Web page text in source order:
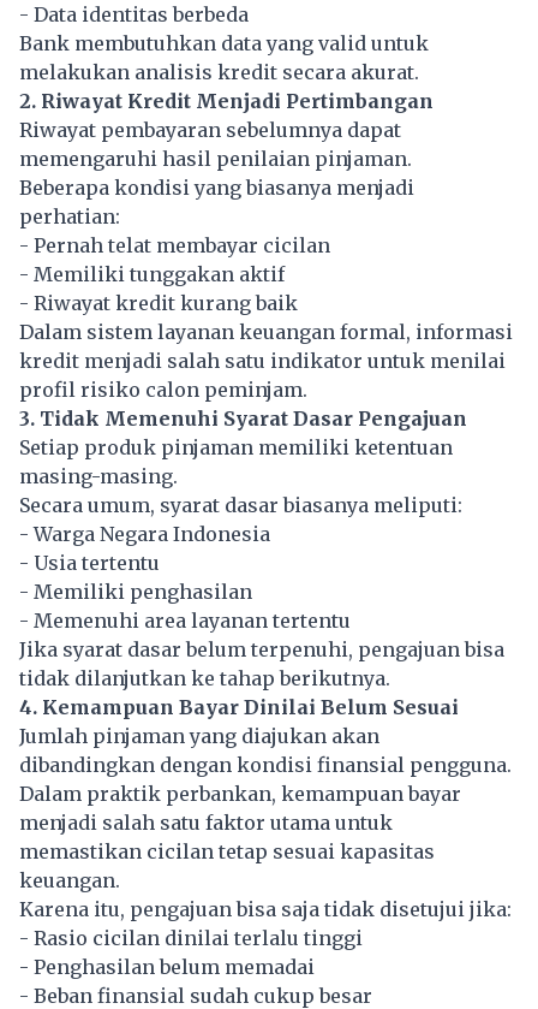
- Data identitas berbeda
Bank membutuhkan data yang valid untuk
melakukan analisis kredit secara akurat.
2. Riwayat Kredit Menjadi Pertimbangan
Riwayat pembayaran sebelumnya dapat
memengaruhi hasil penilaian pinjaman.
Beberapa kondisi yang biasanya menjadi
perhatian:
- Pernah telat membayar cicilan
- Memiliki tunggakan aktif
- Riwayat kredit kurang baik
Dalam sistem layanan keuangan formal, informasi
kredit menjadi salah satu indikator untuk menilai
profil risiko calon peminjam.
3. Tidak Memenuhi Syarat Dasar Pengajuan
Setiap produk pinjaman memiliki ketentuan
masing-masing.
Secara umum, syarat dasar biasanya meliputi:
- Warga Negara Indonesia
- Usia tertentu
- Memiliki penghasilan
- Memenuhi area layanan tertentu
Jika syarat dasar belum terpenuhi, pengajuan bisa
tidak dilanjutkan ke tahap berikutnya.
4. Kemampuan Bayar Dinilai Belum Sesuai
Jumlah pinjaman yang diajukan akan
dibandingkan dengan kondisi finansial pengguna.
Dalam praktik perbankan, kemampuan bayar
menjadi salah satu faktor utama untuk
memastikan cicilan tetap sesuai kapasitas
keuangan.
Karena itu, pengajuan bisa saja tidak disetujui jika:
- Rasio cicilan dinilai terlalu tinggi
- Penghasilan belum memadai
- Beban finansial sudah cukup besar